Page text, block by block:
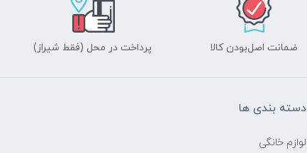
ضمانت اصل‌بودن کالا پرداخت در محل (فقط شیراز)
دسته بندی ها
لوازم خانگی